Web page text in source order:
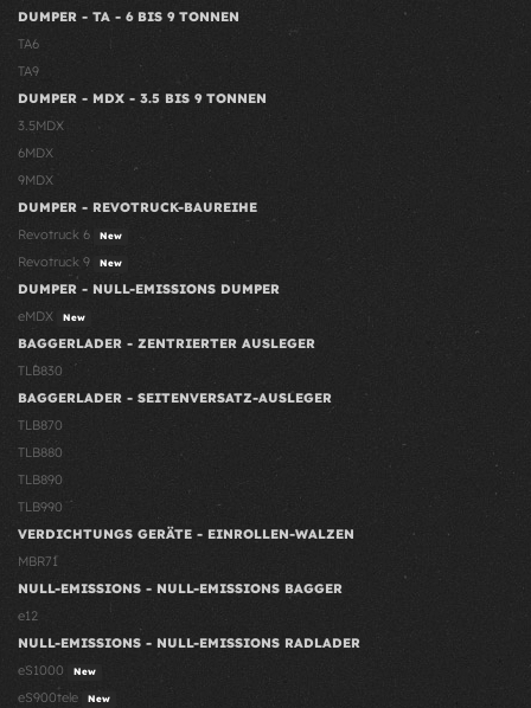
DUMPER - TA - 6 BIS 9 TONNEN
TA6
TA9
DUMPER - MDX - 3.5 BIS 9 TONNEN
3.5MDX
6MDX
9MDX
DUMPER - REVOTRUCK-BAUREIHE
Revotruck 6
New
Revotruck 9 New
DUMPER - NULL-EMISSIONS DUMPER
eMDX
New
BAGGERLADER - ZENTRIERTER AUSLEGER
TLB830
BAGGERLADER - SEITENVERSATZ-AUSLEGER
TLB870
TLB880
TLB890
TLB990
VERDICHTUNGS GERÄTE - EINROLLEN-WALZEN
MBR71
NULL-EMISSIONS - NULL-EMISSIONS BAGGER
e12
NULL-EMISSIONS - NULL-EMISSIONS RADLADER
eS1000
New
eS900tele New